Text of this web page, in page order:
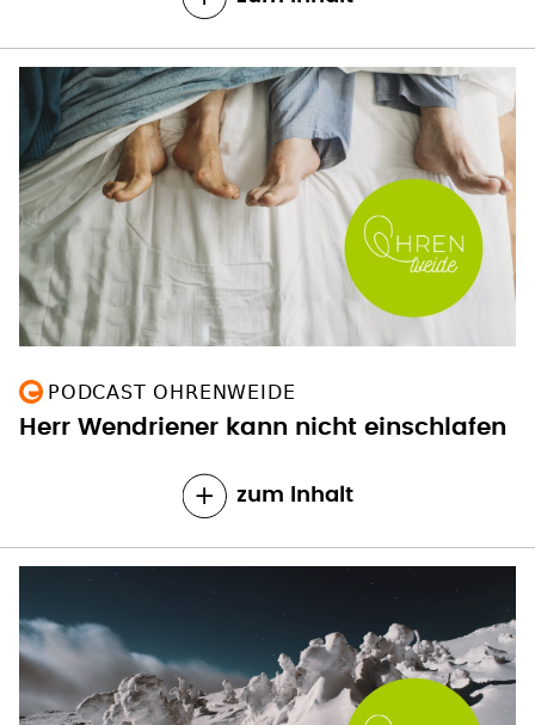
PODCAST OHRENWEIDE
Herr Wendriener kann nicht einschlafen
zum Inhalt